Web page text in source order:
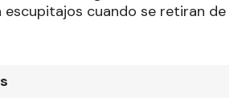
cuando se retiran de